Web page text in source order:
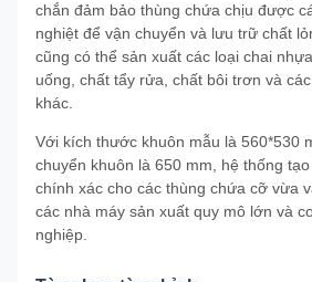
chắn đảm bảo thùng chứa chịu được
nghiệt để vận chuyển và lưu trữ chất
cũng có thể sản xuất các loại chai
uống, chất tẩy rửa, chất bôi trơn và
khác.
Với kích thước khuôn mẫu là 560*530
chuyển khuôn là 650 mm, hệ thống
chính xác cho các thùng chứa cỡ vừa
các nhà máy sản xuất quy mô lớn và
nghiệp.